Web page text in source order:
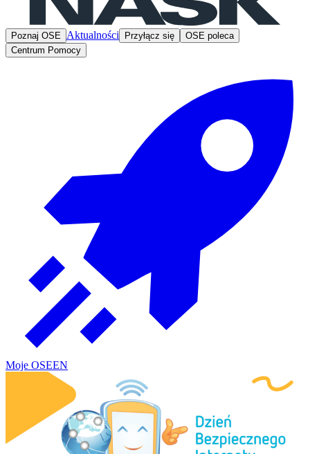
Poznaj OSE Aktualności Przyłącz się
OSE poleca
Centrum Pomocy
Moje OSEEN